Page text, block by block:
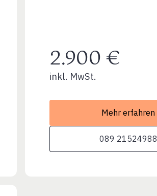
2.900 €
inkl. MwSt.
Mehr erfahren
089 21524988